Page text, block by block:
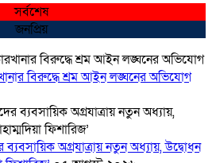
সর্বশেষ
জনপ্রিয়
বিরুদ্ধে শ্রম আইন লঙ্ঘনের অভিযোগ
অগ্রযাত্রায় নতুন অধ্যায়, উদ্বোধন